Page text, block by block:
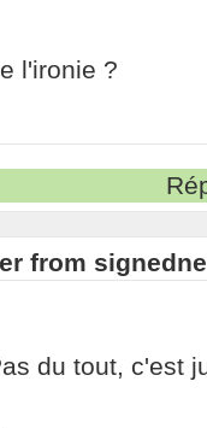
l'ironie ?
from
du tout, c'est